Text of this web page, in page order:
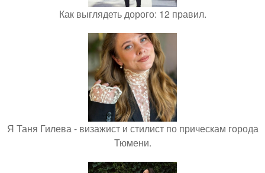
Как выглядеть дорого: 12 правил.
Я Таня Гилева - визажист и стилист по прическам города
Тюмени.